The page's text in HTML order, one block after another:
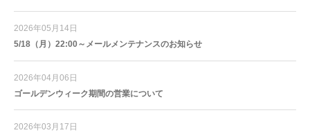
2026年05月14日
5/18（月）22:00～メールメンテナンスのお知らせ
2026年04月06日
ゴールデンウィーク期間の営業について
2026年03月17日